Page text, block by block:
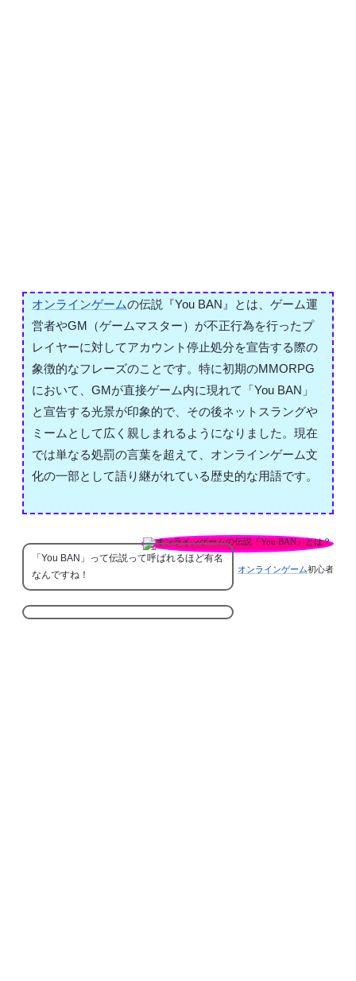
オンラインゲームの伝説『You BAN』とは、ゲーム運
営者やGM（ゲームマスター）が不正行為を行ったプ
レイヤーに対してアカウント停止処分を宣告する際の
象徴的なフレーズのことです。特に初期のMMORPG
において、GMが直接ゲーム内に現れて「You BAN」
と宣告する光景が印象的で、その後ネットスラングや
ミームとして広く親しまれるようになりました。現在
では単なる処罰の言葉を超えて、オンラインゲーム文
化の一部として語り継がれている歴史的な用語です。
オンラインゲーム初心者
「You BAN」って伝説って呼ばれるほど有名
なんですね！